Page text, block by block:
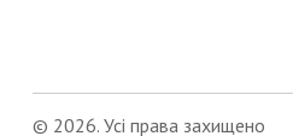
© 2026. Усі права захищено